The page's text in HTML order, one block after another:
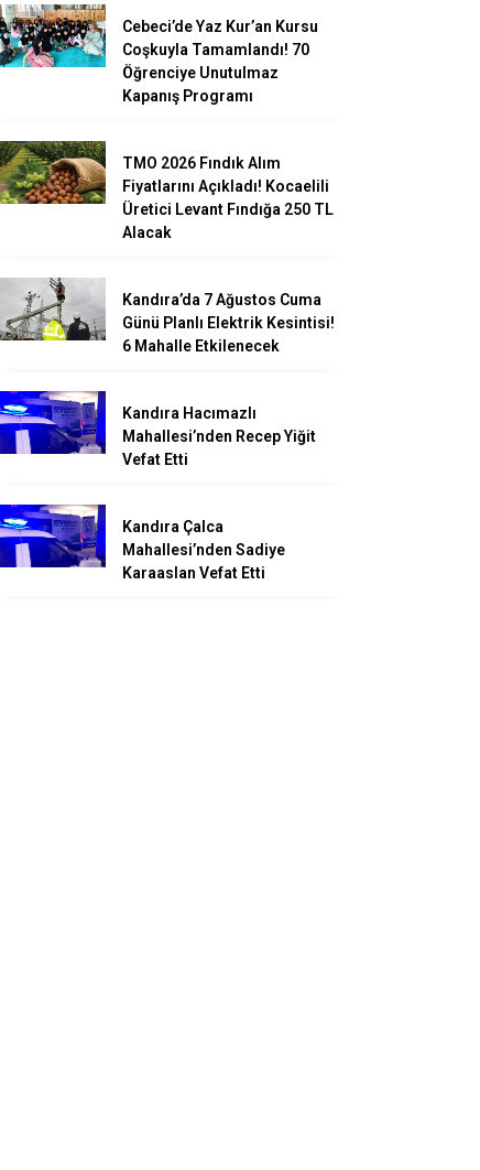
Cebeci’de Yaz Kur’an Kursu
Coşkuyla Tamamlandı! 70
Öğrenciye Unutulmaz
Kapanış Programı
TMO 2026 Fındık Alım
Fiyatlarını Açıkladı! Kocaelili
Üretici Levant Fındığa 250 TL
Alacak
Kandıra’da 7 Ağustos Cuma
Günü Planlı Elektrik Kesintisi!
6 Mahalle Etkilenecek
Kandıra Hacımazlı
Mahallesi’nden Recep Yiğit
Vefat Etti
Kandıra Çalca
Mahallesi’nden Sadiye
Karaaslan Vefat Etti